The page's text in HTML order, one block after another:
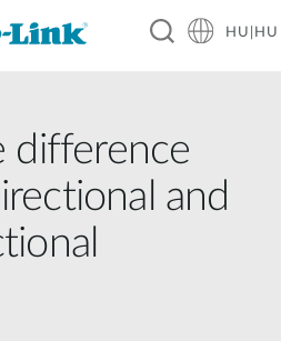
HU|HU
difference
and